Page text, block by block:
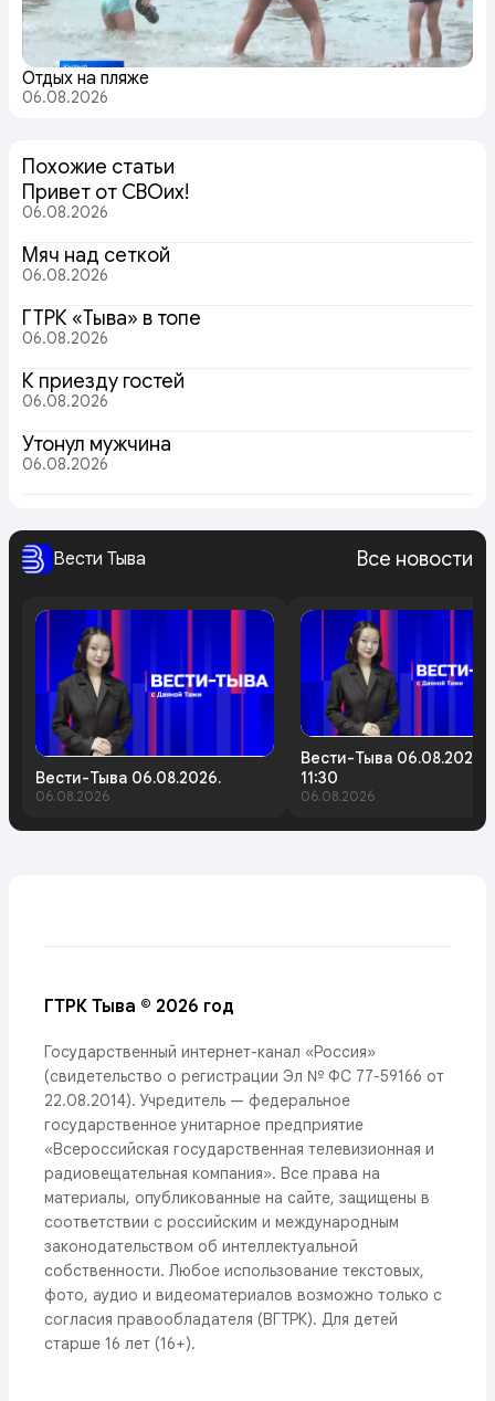
Отдых на пляже
06.08.2026
Похожие статьи
Привет от СВОих!
06.08.2026
Мяч над сеткой
06.08.2026
ГТРК «Тыва» в топе
06.08.2026
К приезду гостей
06.08.2026
Утонул мужчина
06.08.2026
Вести Тыва Все новости
Вести-Тыва 06.08.2026.
06.08.2026
Вести-Тыва 06.08.2026.
11:30
06.08.2026
ГТРК Тыва © 2026 год
Государственный интернет-канал «Россия»
(свидетельство о регистрации Эл № ФС 77-59166 от
22.08.2014). Учредитель — федеральное
государственное унитарное предприятие
«Всероссийская государственная телевизионная и
радиовещательная компания». Все права на
материалы, опубликованные на сайте, защищены в
соответствии с российским и международным
законодательством об интеллектуальной
собственности. Любое использование текстовых,
фото, аудио и видеоматериалов возможно только с
согласия правообладателя (ВГТРК). Для детей
старше 16 лет (16+).